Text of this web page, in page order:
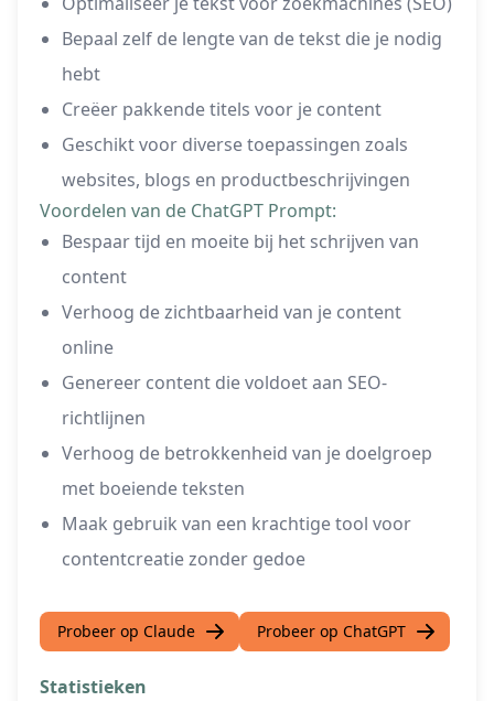
Bepaal zelf de lengte van de tekst die je nodig
hebt
Creëer pakkende titels voor je content
Geschikt voor diverse toepassingen zoals
websites, blogs en productbeschrijvingen
Voordelen van de ChatGPT Prompt:
Bespaar tijd en moeite bij het schrijven van
content
Verhoog de zichtbaarheid van je content
online
Genereer content die voldoet aan SEO-
richtlijnen
Verhoog de betrokkenheid van je doelgroep
met boeiende teksten
Maak gebruik van een krachtige tool voor
contentcreatie zonder gedoe
Probeer op Claude Probeer op ChatGPT
Statistieken